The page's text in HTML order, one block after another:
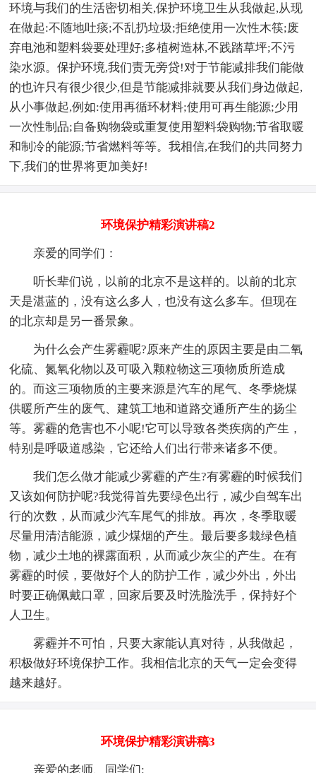
环境与我们的生活密切相关,保护环境卫生从我做起,从现
在做起:不随地吐痰;不乱扔垃圾;拒绝使用一次性木筷;废
弃电池和塑料袋要处理好;多植树造林,不践踏草坪;不污
染水源。保护环境,我们责无旁贷!对于节能减排我们能做
的也许只有很少很少,但是节能减排就要从我们身边做起,
从小事做起,例如:使用再循环材料;使用可再生能源;少用
一次性制品;自备购物袋或重复使用塑料袋购物;节省取暖
和制冷的能源;节省燃料等等。我相信,在我们的共同努力
下,我们的世界将更加美好!
环境保护精彩演讲稿2
亲爱的同学们：
听长辈们说，以前的北京不是这样的。以前的北京
天是湛蓝的，没有这么多人，也没有这么多车。但现在
的北京却是另一番景象。
为什么会产生雾霾呢?原来产生的原因主要是由二氧
化硫、氮氧化物以及可吸入颗粒物这三项物质所造成
的。而这三项物质的主要来源是汽车的尾气、冬季烧煤
供暖所产生的废气、建筑工地和道路交通所产生的扬尘
等。雾霾的危害也不小呢!它可以导致各类疾病的产生，
特别是呼吸道感染，它还给人们出行带来诸多不便。
我们怎么做才能减少雾霾的产生?有雾霾的时候我们
又该如何防护呢?我觉得首先要绿色出行，减少自驾车出
行的次数，从而减少汽车尾气的排放。再次，冬季取暖
尽量用清洁能源，减少煤烟的产生。最后要多栽绿色植
物，减少土地的裸露面积，从而减少灰尘的产生。在有
雾霾的时候，要做好个人的防护工作，减少外出，外出
时要正确佩戴口罩，回家后要及时洗脸洗手，保持好个
人卫生。
雾霾并不可怕，只要大家能认真对待，从我做起，
积极做好环境保护工作。我相信北京的天气一定会变得
越来越好。
环境保护精彩演讲稿3
亲爱的老师、同学们: